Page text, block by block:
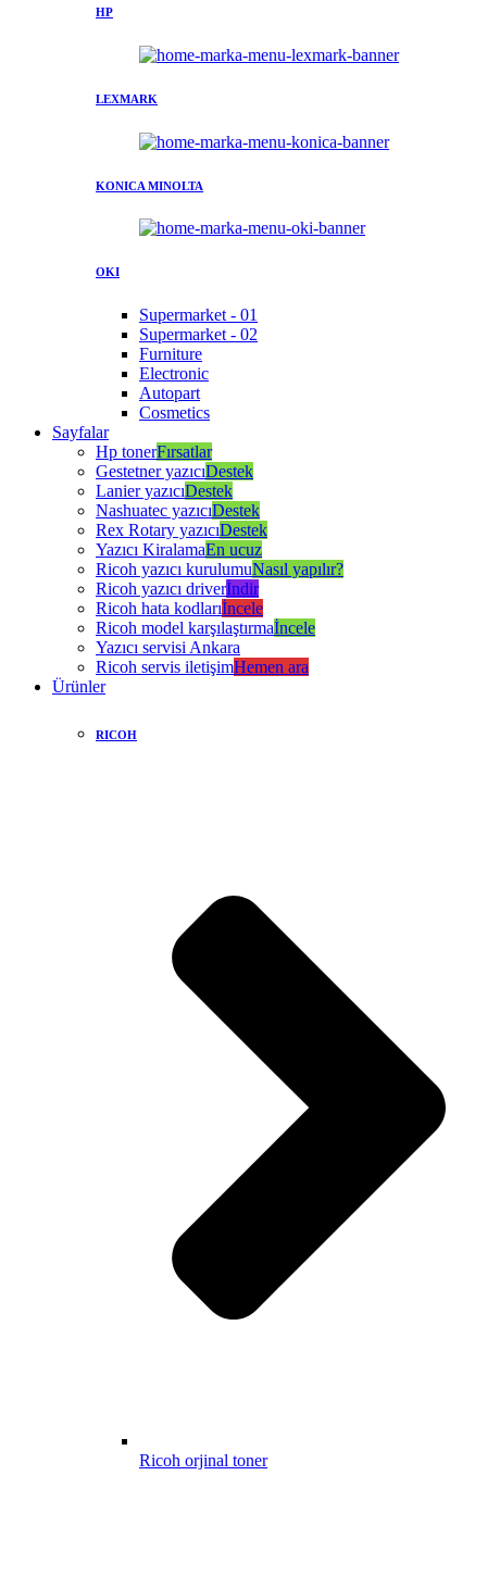
HP
LEXMARK
KONICA MINOLTA
OKI
Supermarket - 01
Supermarket - 02
Furniture
Electronic
Autopart
Cosmetics
Sayfalar
Hp tonerFırsatlar
Gestetner yazıcıDestek
Lanier yazıcıDestek
Nashuatec yazıcıDestek
Rex Rotary yazıcıDestek
Yazıcı KiralamaEn ucuz
Ricoh yazıcı kurulumuNasıl yapılır?
Ricoh yazıcı driverİndir
Ricoh hata kodlarıİncele
Ricoh model karşılaştırmaİncele
Yazıcı servisi Ankara
Ricoh servis iletişimHemen ara
Ürünler
RICOH
Ricoh orjinal toner